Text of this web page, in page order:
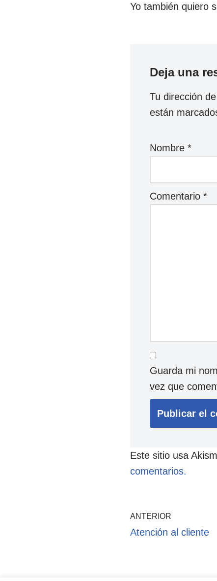
Yo también quiero
Deja una
Tu dirección
están
Nombre*
Comentario*
Guarda mi
vez que
Este sitio usa
comentarios.
ANTERIOR
Atención al cliente